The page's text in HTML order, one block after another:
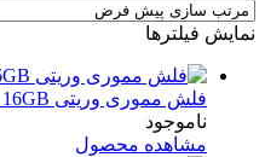
نمایش فیلترها
فلش مموری وریتی Verity V801 16GB
ناموجود
مشاهده محصول